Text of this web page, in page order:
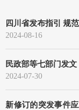
四川省发布指引 规
2024-08-16
民政部等七部门发
2024-07-30
新修订的突发事件